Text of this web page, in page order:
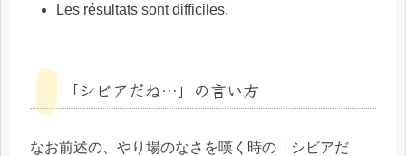
Les résultats sont difficiles.
「シビアだね…」の言い方
なお前述の、やり場のなさを嘆く時の「シビアだ